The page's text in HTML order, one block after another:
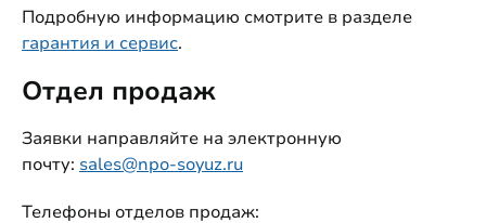
Подробную информацию смотрите в разделе
гарантия и сервис.
Отдел продаж
Заявки направляйте на электронную
почту: sales@npo-soyuz.ru
Телефоны отделов продаж: